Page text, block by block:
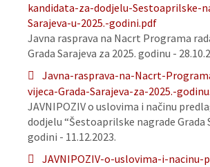
kandidata-za-dodjelu-Sestoaprilske-
Sarajeva-u-2025.-godini.pdf
Javna rasprava na Nacrt Programa
Grada Sarajeva za 2025. godinu -
Javna-rasprava-na-Nacrt-
vijeca-Grada-Sarajeva-za-2025.-
JAVNIPOZIV o uslovima i načinu
dodjelu “Šestoaprilske nagrade Grada
godini - 11.12.2023.
JAVNIPOZIV-o-uslovima-i-nacinu-